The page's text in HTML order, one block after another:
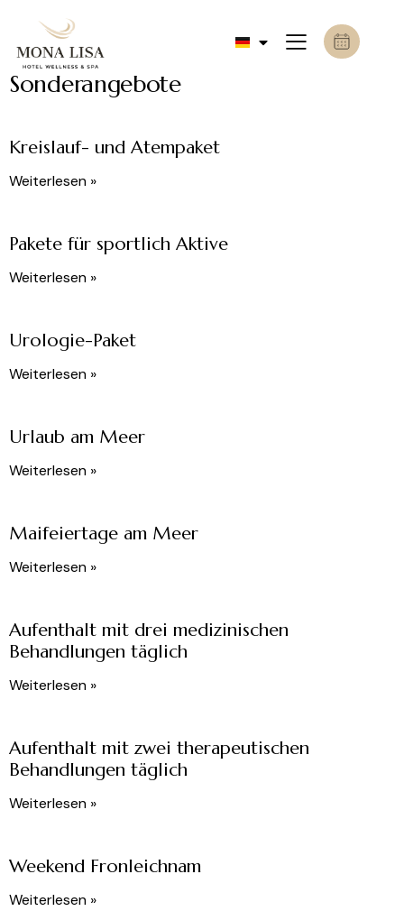
Sonderangebote
Kreislauf- und Atempaket
Weiterlesen »
Pakete für sportlich Aktive
Weiterlesen »
Urologie-Paket
Weiterlesen »
Urlaub am Meer
Weiterlesen »
Maifeiertage am Meer
Weiterlesen »
Aufenthalt mit drei medizinischen
Behandlungen täglich
Weiterlesen »
Aufenthalt mit zwei therapeutischen
Behandlungen täglich
Weiterlesen »
Weekend Fronleichnam
Weiterlesen »